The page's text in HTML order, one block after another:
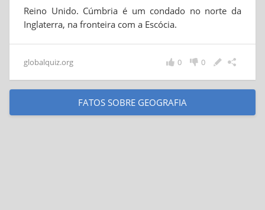
Reino Unido. Cúmbria é um condado no norte da
Inglaterra, na fronteira com a Escócia.
globalquiz.org 0
0
FATOS SOBRE GEOGRAFIA